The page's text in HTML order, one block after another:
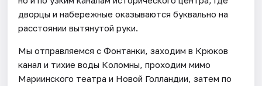
дворцы и набережные оказываются буквально на
расстоянии вытянутой руки.
Мы отправляемся с Фонтанки, заходим в Крюков
канал и тихие воды Коломны, проходим мимо
Мариинского театра и Новой Голландии, затем по